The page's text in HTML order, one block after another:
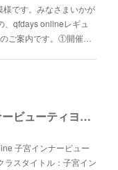
様です。みなさまいかが
、qfdays onlineレギュ
ご案内です。①開催…
qfdays online 4/17金 子宮インナービューティヨガオンラインクラスのご案内
子宮インナービュー
ラスタイトル：子宮イン